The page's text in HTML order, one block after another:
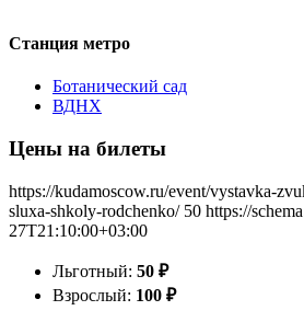
Станция метро
Ботанический сад
ВДНХ
Цены на билеты
https://kudamoscow.ru/event/vystavka-
sluxa-shkoly-rodchenko/ 50 https://
27T21:10:00+03:00
Льготный: 50 ₽
Взрослый: 100 ₽